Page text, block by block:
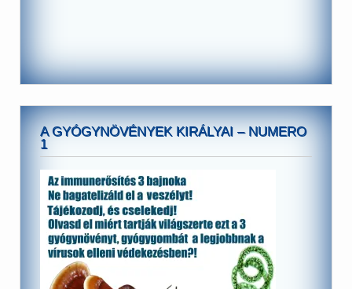
A GYÓGYNÖVÉNYEK KIRÁLYAI – NUMERO
1